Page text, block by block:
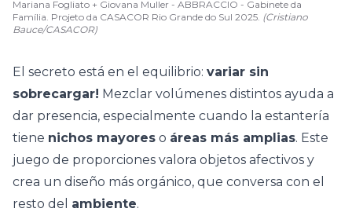
Mariana Fogliato + Giovana Muller - ABBRACCIO - Gabinete da
Família. Projeto da CASACOR Rio Grande do Sul 2025. (Cristiano
Bauce/CASACOR)
El secreto está en el equilibrio: variar sin
sobrecargar! Mezclar volúmenes distintos ayuda a
dar presencia, especialmente cuando la estantería
tiene nichos mayores o áreas más amplias. Este
juego de proporciones valora objetos afectivos y
crea un diseño más orgánico, que conversa con el
resto del ambiente.